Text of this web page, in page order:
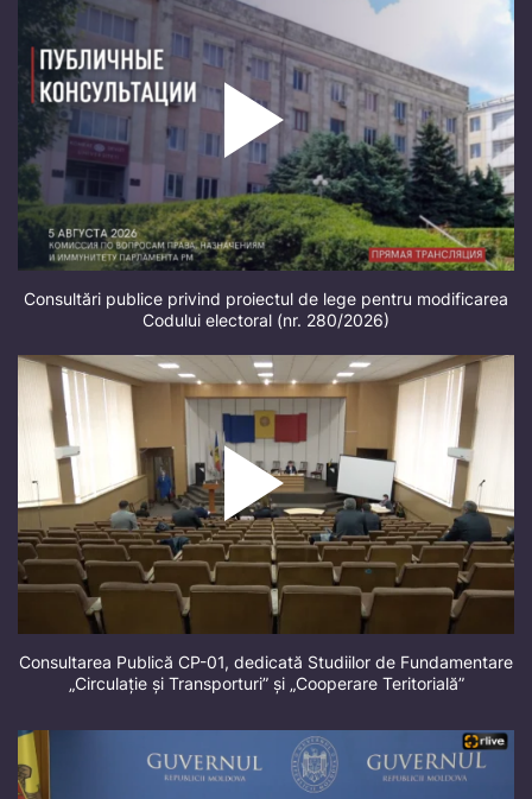
Consultări publice privind proiectul de lege pentru modificarea
Codului electoral (nr. 280/2026)
Consultarea Publică CP-01, dedicată Studiilor de Fundamentare
„Circulație și Transporturi” și „Cooperare Teritorială”